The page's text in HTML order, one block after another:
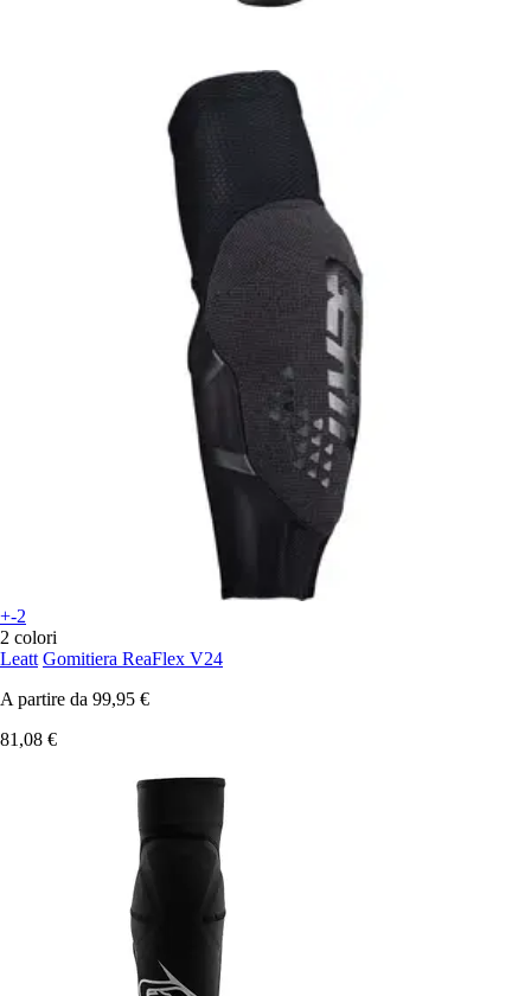
+-2
2 colori
Leatt Gomitiera ReaFlex V24
A partire da 99,95 €
81,08 €